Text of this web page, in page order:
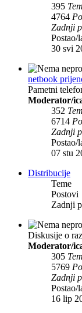
395
4764
Zadnji
Postao/
30 svi
netbook
Pametni
Moderator/
352
6714
Zadnji
Postao/
07 stu
Distribucije
Teme
Postovi
Zadnji
Diskusije o
Moderator/
305
5769
Zadnji
Postao/
16 lip